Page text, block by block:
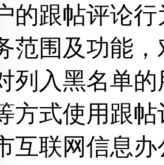
的跟帖评论
范围及功能
列入黑名单
方式使用跟
互联网信息